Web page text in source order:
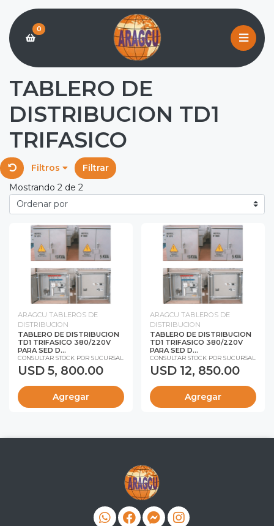
0
TABLERO DE
DISTRIBUCION TD1
TRIFASICO
Filtros
Filtrar
Mostrando 2 de 2
ARAGCU TABLEROS DE
DISTRIBUCION
TABLERO DE DISTRIBUCION
TD1 TRIFASICO 380/220V
PARA SED D...
CONSULTAR STOCK POR SUCURSAL
USD 5, 800.00
Agregar
ARAGCU TABLEROS DE
DISTRIBUCION
TABLERO DE DISTRIBUCION
TD1 TRIFASICO 380/220V
PARA SED D...
CONSULTAR STOCK POR SUCURSAL
USD 12, 850.00
Agregar